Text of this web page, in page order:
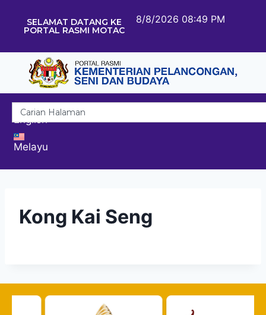
SELAMAT DATANG KE
PORTAL RASMI MOTAC
8/8/2026 08:49 PM
English
Melayu
Kong Kai Seng